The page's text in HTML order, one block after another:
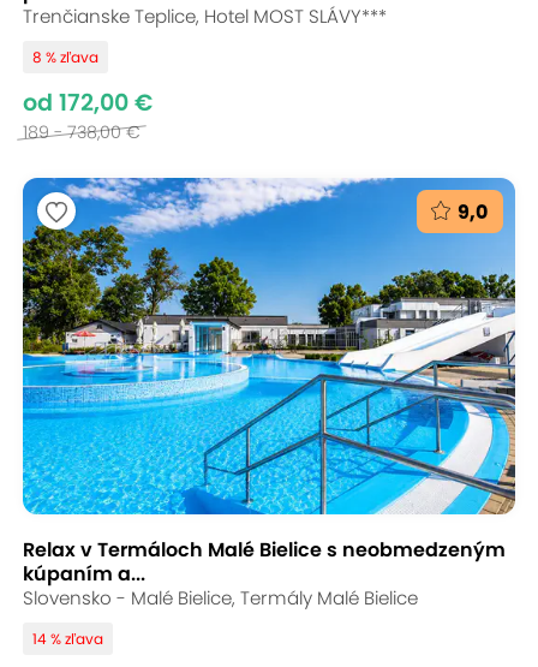
Trenčianske Teplice, Hotel MOST SLÁVY***
8 % zľava
od 172,00 €
189 - 738,00 €
9,0
Relax v Termáloch Malé Bielice s neobmedzeným
kúpaním a...
Slovensko - Malé Bielice, Termály Malé Bielice
14 % zľava